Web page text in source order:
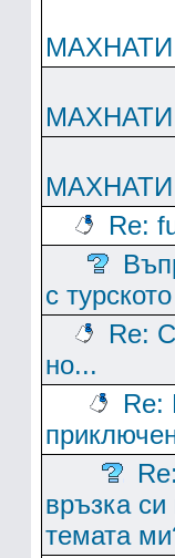
Re:
с
Re:
но...
Re:
връзка си
темата